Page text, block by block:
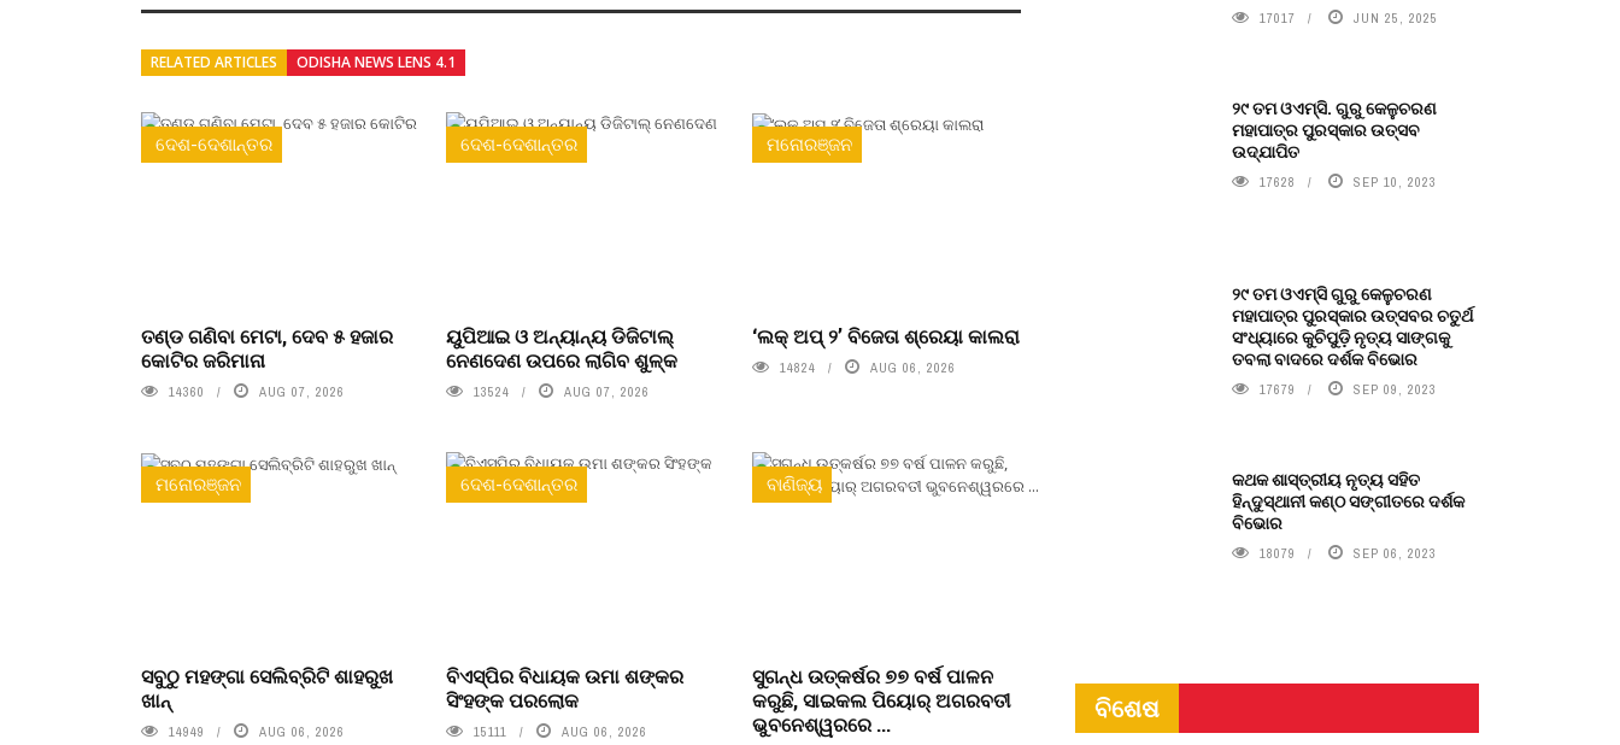
RELATED ARTICLES ODISHA NEWS LENS 4.1
ଦେଶ-ଦେଶାନ୍ତର
ତଣ୍ଡ ଗଣିବା ମେଟା, ଦେବ ୫ ହଜାର
କୋଟିର ଜରିମାନା
14360 AUG 07, 2026
ଦେଶ-ଦେଶାନ୍ତର
ୟୁପିଆଇ ଓ ଅନ୍ୟାନ୍ୟ ଡିଜିଟାଲ୍
ନେଣଦେଣ ଉପରେ ଲାଗିବ ଶୁଳ୍କ
13524 AUG 07, 2026
ମନୋରଞ୍ଜନ
‘ଲକ୍ ଅପ୍ ୨’ ବିଜେତା ଶ୍ରେୟା କାଲରା
14824 AUG 06, 2026
ମନୋରଞ୍ଜନ
ସବୁଠୁ ମହଙ୍ଗା ସେଲିବ୍ରିଟି ଶାହରୁଖ
ଖାନ୍
14949 AUG 06, 2026
ଦେଶ-ଦେଶାନ୍ତର
ବିଏସ୍‌ପିର ବିଧାୟକ ଉମା ଶଙ୍କର
ସିଂହଙ୍କ ପରଲୋକ
15111 AUG 06, 2026
ବାଣିଜ୍ୟ
ସୁଗନ୍ଧ ଉତ୍କର୍ଷର ୭୭ ବର୍ଷ ପାଳନ
କରୁଛି, ସାଇକଲ ପିୟୋର୍‌ ଅଗରବତୀ
ଭୁବନେଶ୍ୱରରେ ...
17017 JUN 25, 2025
୨୯ ତମ ଓଏମ୍‌ସି. ଗୁରୁ କେଳୁଚରଣ
ମହାପାତ୍ର ପୁରସ୍କାର ଉତ୍ସବ
ଉଦ୍‍ଯାପିତ
17628 SEP 10, 2023
୨୯ ତମ ଓଏମ୍‌ସି ଗୁରୁ କେଳୁଚରଣ
ମହାପାତ୍ର ପୁରସ୍କାର ଉତ୍ସବର ଚତୁର୍ଥ
ସଂଧ୍ୟାରେ କୁଚିପୁଡ଼ି ନୃତ୍ୟ ସାଙ୍ଗକୁ
ତବଲା ବାଦରେ ଦର୍ଶକ ବିଭୋର
17679 SEP 09, 2023
କଥକ ଶାସ୍ତ୍ରୀୟ ନୃତ୍ୟ ସହିତ
ହିନ୍ଦୁସ୍ଥାନୀ କଣ୍ଠ ସଙ୍ଗୀତରେ ଦର୍ଶକ
ବିଭୋର
18079 SEP 06, 2023
ବିଶେଷ